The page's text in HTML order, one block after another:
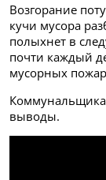
Возгорание
кучи мусора
полыхнет в
почти каждый
мусорных
выводы.